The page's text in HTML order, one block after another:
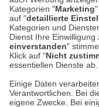
Kategorien "Marketing
auf "detaillierte
Kategorien und
Dienst Ihre
einverstanden"
Klick auf "Nicht
essentiellen Dienste ab.
Einige Daten
Verantwortlichen. Bei
eigene Zwecke. Bei
mehr